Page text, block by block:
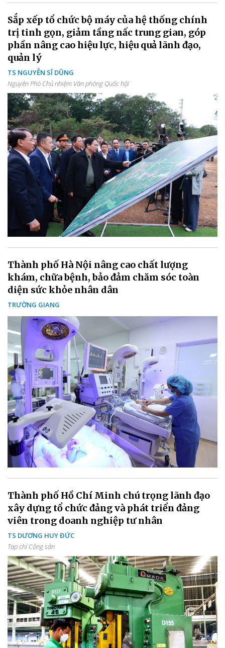
Sắp xếp tổ chức bộ máy của hệ thống chính
trị tinh gọn, giảm tầng nấc trung gian, góp
phần nâng cao hiệu lực, hiệu quả lãnh đạo,
quản lý
TS NGUYỄN SĨ DŨNG
Nguyên Phó Chủ nhiệm Văn phòng Quốc hội
Thành phố Hà Nội nâng cao chất lượng
khám, chữa bệnh, bảo đảm chăm sóc toàn
diện sức khỏe nhân dân
TRƯỜNG GIANG
Thành phố Hồ Chí Minh chú trọng lãnh đạo
xây dựng tổ chức đảng và phát triển đảng
viên trong doanh nghiệp tư nhân
TS DƯƠNG HUY ĐỨC
Tạp chí Cộng sản